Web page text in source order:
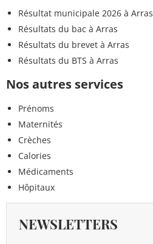
Résultat municipale 2026 à Arras
Résultats du bac à Arras
Résultats du brevet à Arras
Résultats du BTS à Arras
Nos autres services
Prénoms
Maternités
Crèches
Calories
Médicaments
Hôpitaux
NEWSLETTERS